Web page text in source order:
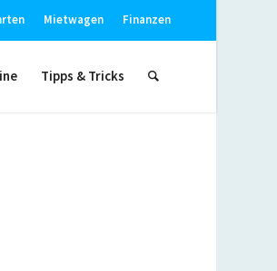
Mietwagen Finanzen
Tipps & Tricks